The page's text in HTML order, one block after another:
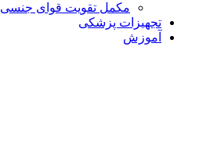
مکمل تقویت قوای جنسی
تجهیزات پزشکی
آموزش